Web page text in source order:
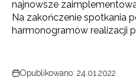
najnowsze
Na zakończenie spotkania
harmonogramów realizacji
Opublikowano: 24.01.2022